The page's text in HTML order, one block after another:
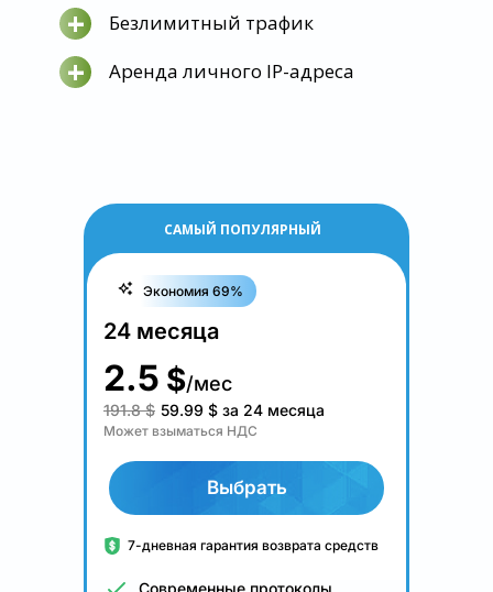
+ Безлимитный трафик
+ Аренда личного IP-адреса
САМЫЙ ПОПУЛЯРНЫЙ
Экономия 69%
24 месяца
2.5 $/мес
191.8 $ 59.99 $ за 24 месяца
Может взыматься НДС
Выбрать
7-дневная гарантия возврата средств